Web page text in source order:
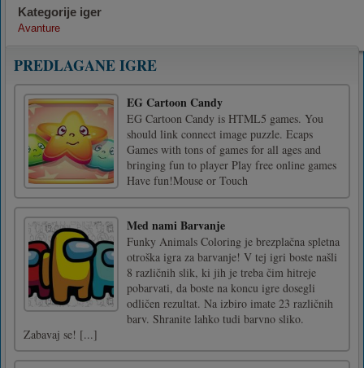
Kategorije iger
Avanture
PREDLAGANE IGRE
EG Cartoon Candy
EG Cartoon Candy is HTML5 games. You
should link connect image puzzle. Ecaps
Games with tons of games for all ages and
bringing fun to player Play free online games
Have fun!Mouse or Touch
Med nami Barvanje
Funky Animals Coloring je brezplačna spletna
otroška igra za barvanje! V tej igri boste našli
8 različnih slik, ki jih je treba čim hitreje
pobarvati, da boste na koncu igre dosegli
odličen rezultat. Na izbiro imate 23 različnih
barv. Shranite lahko tudi barvno sliko.
Zabavaj se! [...]